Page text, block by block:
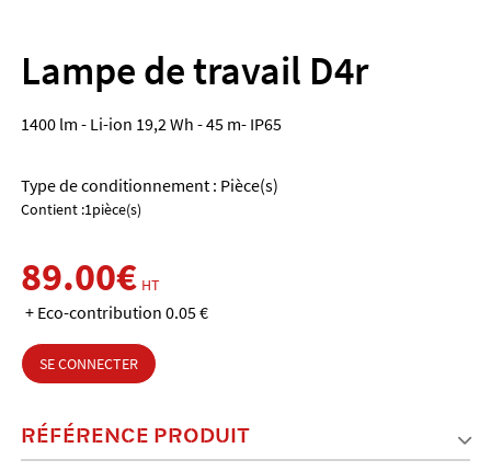
Lampe de travail D4r
1400 lm - Li-ion 19,2 Wh - 45 m- IP65
Type de conditionnement : Pièce(s)
Contient :1pièce(s)
89.00€ HT
+ Eco-contribution 0.05 €
SE CONNECTER
RÉFÉRENCE PRODUIT